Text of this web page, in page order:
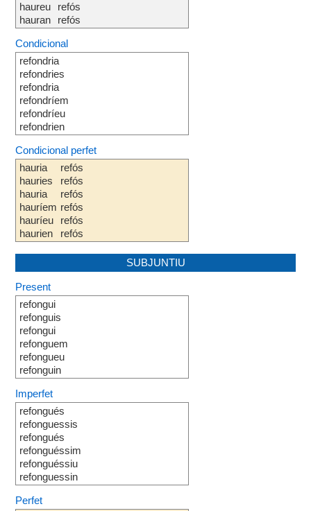
haureu
hauran
refós
refós
Condicional
refondria
refondries
refondria
refondríem
refondríeu
refondrien
Condicional perfet
hauria
hauries
hauria
hauríem
hauríeu
haurien
refós
refós
refós
refós
refós
refós
SUBJUNTIU
Present
refongui
refonguis
refongui
refonguem
refongueu
refonguin
Imperfet
refongués
refonguessis
refongués
refonguéssim
refonguéssiu
refonguessin
Perfet